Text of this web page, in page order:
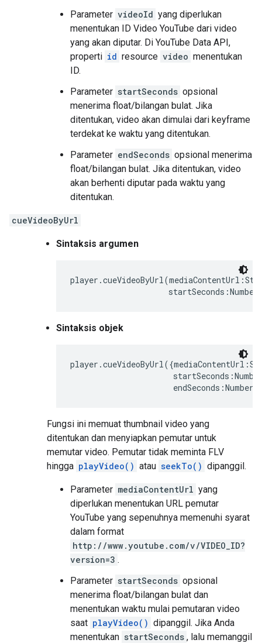
Parameter videoId yang diperlukan
menentukan ID Video YouTube dari video
yang akan diputar. Di YouTube Data API,
properti id resource video menentukan
ID.
Parameter startSeconds opsional
menerima float/bilangan bulat. Jika
ditentukan, video akan dimulai dari keyframe
terdekat ke waktu yang ditentukan.
Parameter endSeconds opsional menerima
float/bilangan bulat. Jika ditentukan, video
akan berhenti diputar pada waktu yang
ditentukan.
cueVideoByUrl
Sintaksis argumen
Sintaksis objek
Fungsi ini memuat thumbnail video yang
ditentukan dan menyiapkan pemutar untuk
memutar video. Pemutar tidak meminta FLV
hingga playVideo() atau seekTo() dipanggil.
Parameter mediaContentUrl yang
diperlukan menentukan URL pemutar
YouTube yang sepenuhnya memenuhi syarat
dalam format
http://www.youtube.com/v/VIDEO_ID?
version=3 .
Parameter startSeconds opsional
menerima float/bilangan bulat dan
menentukan waktu mulai pemutaran video
saat playVideo() dipanggil. Jika Anda
menentukan startSeconds , lalu memanggil